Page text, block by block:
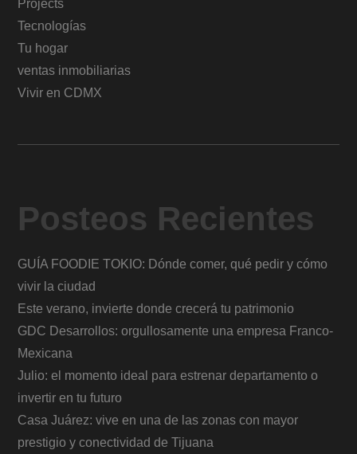
Projects
Tecnologías
Tu hogar
ventas inmobiliarias
Vivir en CDMX
Posteos Recientes
GUÍA FOODIE TOKIO: Dónde comer, qué pedir y cómo
vivir la ciudad
Este verano, invierte donde crecerá tu patrimonio
GDC Desarrollos: orgullosamente una empresa Franco-
Mexicana
Julio: el momento ideal para estrenar departamento o
invertir en tu futuro
Casa Juárez: vive en una de las zonas con mayor
prestigio y conectividad de Tijuana